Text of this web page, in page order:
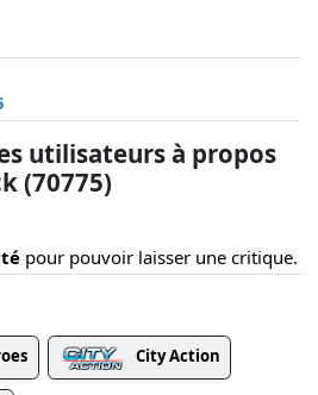
utilisateurs à propos
(70775)
pour pouvoir laisser une critique.
City Action